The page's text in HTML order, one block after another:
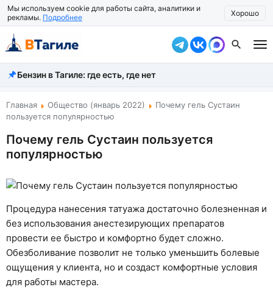
Мы используем cookie для работы сайта, аналитики и
рекламы. Подробнее Хорошо
Все новости
Происшествия
Власть
Жизнь
Общество
Рассказать новость
Бензин в Тагиле: где есть, где нет
Главная Общество (январь 2022)
Почему гель Сустаин
пользуется популярностью
Почему гель Сустаин пользуется
популярностью
Процедура нанесения татуажа достаточно болезненная и
без использования анестезирующих препаратов
провести ее быстро и комфортно будет сложно.
Обезболивание позволит не только уменьшить болевые
ощущения у клиента, но и создаст комфортные условия
для работы мастера.